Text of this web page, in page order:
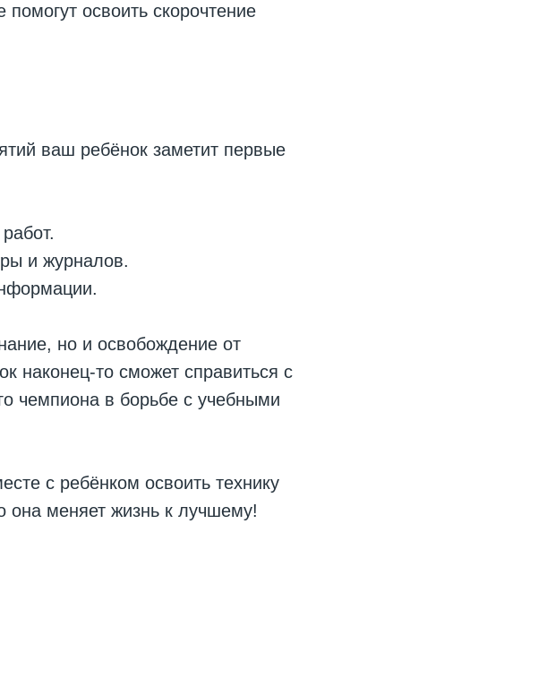
освоить скорочтение
ваш ребёнок заметит первые
и журналов.
но и освобождение от
наконец-то сможет справиться с
чемпиона в борьбе с учебными
с ребёнком освоить технику
она меняет жизнь к лучшему!